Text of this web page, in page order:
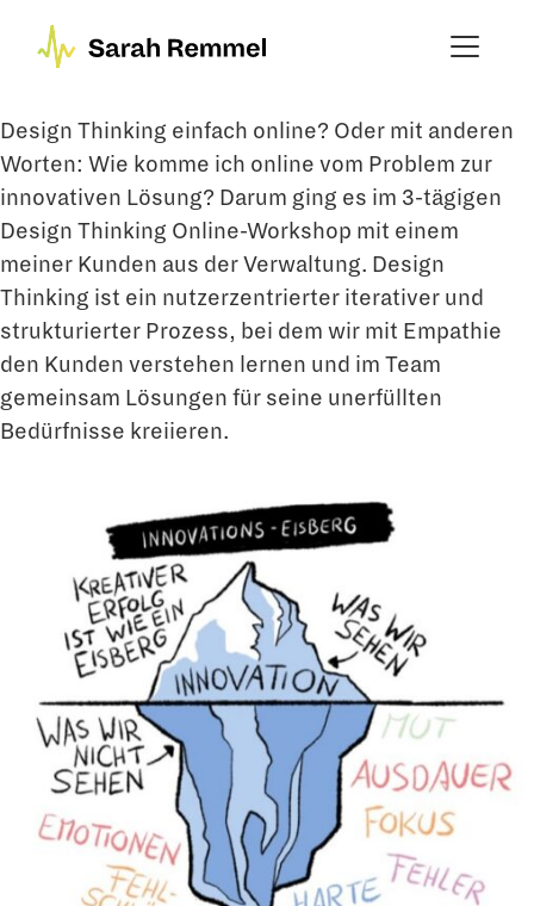
Design Thinking einfach online? Oder mit anderen
Worten: Wie komme ich online vom Problem zur
innovativen Lösung? Darum ging es im 3-tägigen
Design Thinking Online-Workshop mit einem
meiner Kunden aus der Verwaltung. Design
Thinking ist ein nutzerzentrierter iterativer und
strukturierter Prozess, bei dem wir mit Empathie
den Kunden verstehen lernen und im Team
gemeinsam Lösungen für seine unerfüllten
Bedürfnisse kreiieren.